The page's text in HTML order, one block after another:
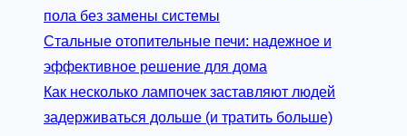
пола без замены системы
Стальные отопительные печи: надежное и
эффективное решение для дома
Как несколько лампочек заставляют людей
задерживаться дольше (и тратить больше)